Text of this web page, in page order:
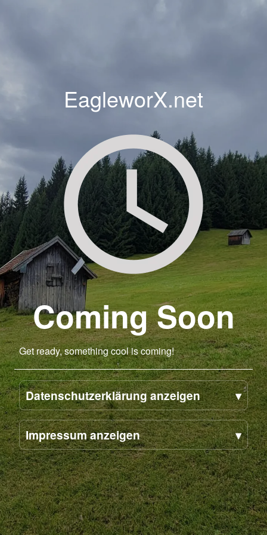
EagleworX.net
Coming Soon
Get ready, something cool is coming!
Datenschutzerklärung anzeigen
Impressum anzeigen